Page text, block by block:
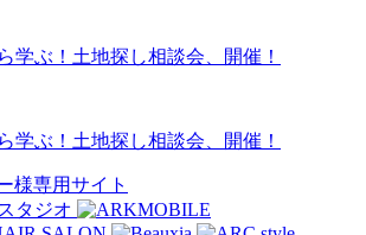
学ぶ！土地探し相談会、開催！
学ぶ！土地探し相談会、開催！